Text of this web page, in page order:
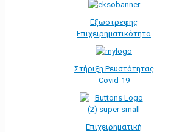
Εξωστρεφής
Επιχειρηματικότητα
Στήριξη Ρευστότητας
Covid-19
Επιχειρηματική